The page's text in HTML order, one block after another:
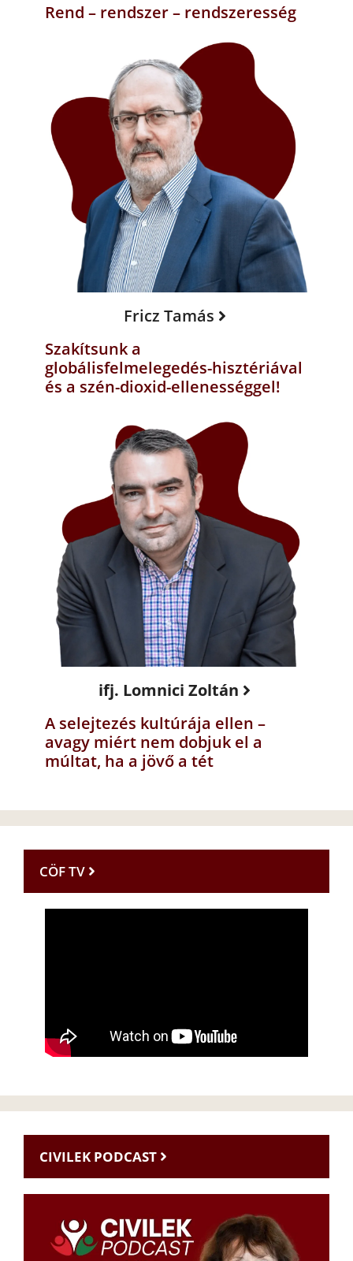
Rend – rendszer – rendszeresség
Fricz Tamás
Szakítsunk a
globálisfelmelegedés-hisztériával
és a szén-dioxid-ellenességgel!
ifj. Lomnici Zoltán
A selejtezés kultúrája ellen –
avagy miért nem dobjuk el a
múltat, ha a jövő a tét
CÖF TV
CIVILEK PODCAST